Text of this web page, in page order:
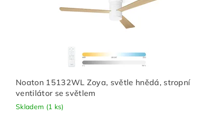
Noaton 15132WL Zoya, světle hnědá, stropní
ventilátor se světlem
Skladem (1 ks)